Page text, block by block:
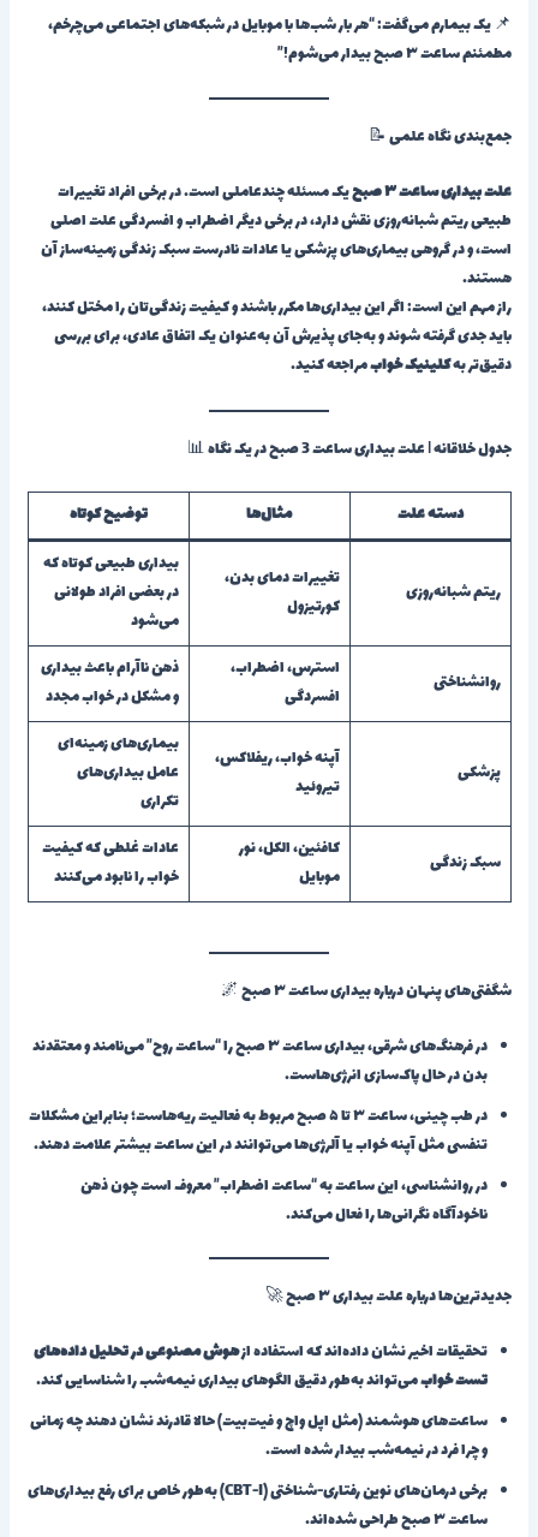
📌 یک بیمارم می‌گفت: “هر بار شب‌ها با موبایل در شبکه‌های اجتماعی می‌چرخم،
مطمئنم ساعت ۳ صبح بیدار می‌شوم!”
جمع‌بندی نگاه علمی 📝
علت بیداری ساعت ۳ صبح
یک مسئله چندعاملی است. در برخی افراد تغییرات
طبیعی ریتم شبانه‌روزی نقش دارد، در برخی دیگر اضطراب و افسردگی علت اصلی
است، و در گروهی بیماری‌های پزشکی یا عادات نادرست سبک زندگی زمینه‌ساز آن
هستند.
راز مهم این است: اگر این بیداری‌ها مکرر باشند و کیفیت زندگی‌تان را مختل کنند،
باید جدی گرفته شوند و به‌جای پذیرش آن به‌عنوان یک اتفاق عادی، برای بررسی
دقیق‌تر بهکلینیک خوابمراجعه کنید.
جدول خلاقانه | علت بیداری ساعت 3 صبح در یک نگاه 📊
دسته علت مثال‌ها توضیح کوتاه
ریتم شبانه‌روزی
تغییرات دمای بدن،
کورتیزول
بیداری طبیعی کوتاه که
در بعضی افراد طولانی
می‌شود
روانشناختی
استرس، اضطراب،
افسردگی
ذهن ناآرام باعث بیداری
و مشکل در خواب مجدد
پزشکی
آپنه خواب، ریفلاکس،
تیروئید
بیماری‌های زمینه‌ای
عامل بیداری‌های
تکراری
سبک زندگی
کافئین، الکل، نور
موبایل
عادات غلطی که کیفیت
خواب را نابود می‌کنند
شگفتی‌های پنهان درباره بیداری ساعت ۳ صبح 🌌
در فرهنگ‌های شرقی، بیداری ساعت ۳ صبح را “ساعت روح” می‌نامند و معتقدند
بدن در حال پاک‌سازی انرژی‌هاست.
در طب چینی، ساعت ۳ تا ۵ صبح مربوط به فعالیت ریه‌هاست؛ بنابراین مشکلات
تنفسی مثل آپنه خواب یا آلرژی‌ها می‌توانند در این ساعت بیشتر علامت دهند.
در روانشناسی، این ساعت به “ساعت اضطراب” معروف است چون ذهن
ناخودآگاه نگرانی‌ها را فعال می‌کند.
جدیدترین‌ها درباره علت بیداری ۳ صبح 🚀
تحقیقات اخیر نشان داده‌اند که استفاده ازهوش مصنوعی در تحلیل داده‌های
تست خوابمی‌تواند به‌طور دقیق الگوهای بیداری نیمه‌شب را شناسایی کند.
ساعت‌های هوشمند (مثل اپل واچ و فیت‌بیت) حالا قادرند نشان دهند چه زمانی
و چرا فرد در نیمه‌شب بیدار شده است.
برخی درمان‌های نوین رفتاری-شناختی (CBT-I) به‌طور خاص برای رفع بیداری‌های
ساعت ۳ صبح طراحی شده‌اند.